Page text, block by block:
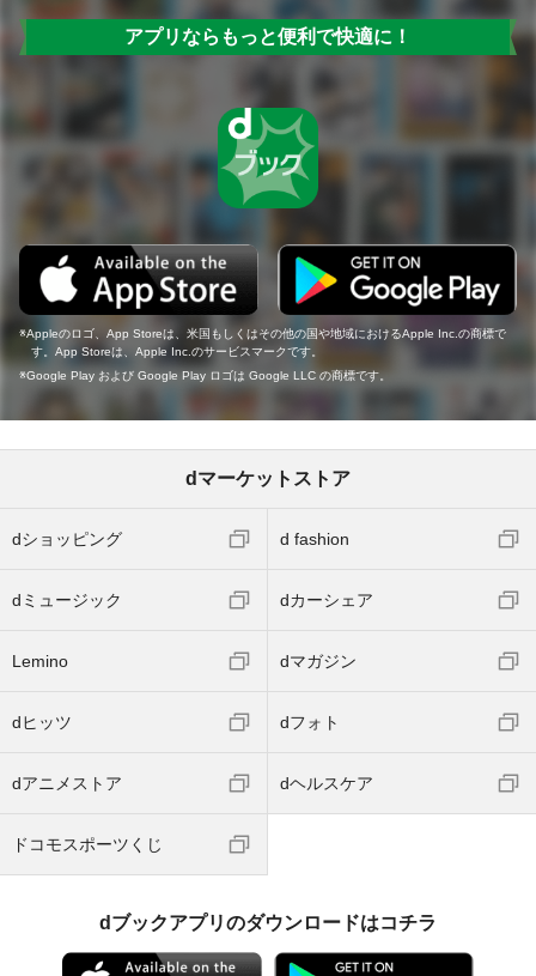
アプリならもっと便利で快適に！
Appleのロゴ、App Storeは、米国もしくはその他の国や地域におけるApple Inc.の商標で
す。App Storeは、Apple Inc.のサービスマークです。
Google Play および Google Play ロゴは Google LLC の商標です。
dマーケットストア
dショッピング d fashion
dミュージック dカーシェア
Lemino dマガジン
dヒッツ dフォト
dアニメストア dヘルスケア
ドコモスポーツくじ
dブックアプリのダウンロードはコチラ